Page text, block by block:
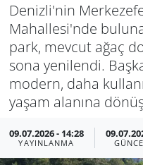
Denizli'nin
Mahallesi'nde
park, mevcut ağaç
sona yenilendi.
modern, daha
yaşam alanına
09.07.2026 - 14:28
YAYINLANMA